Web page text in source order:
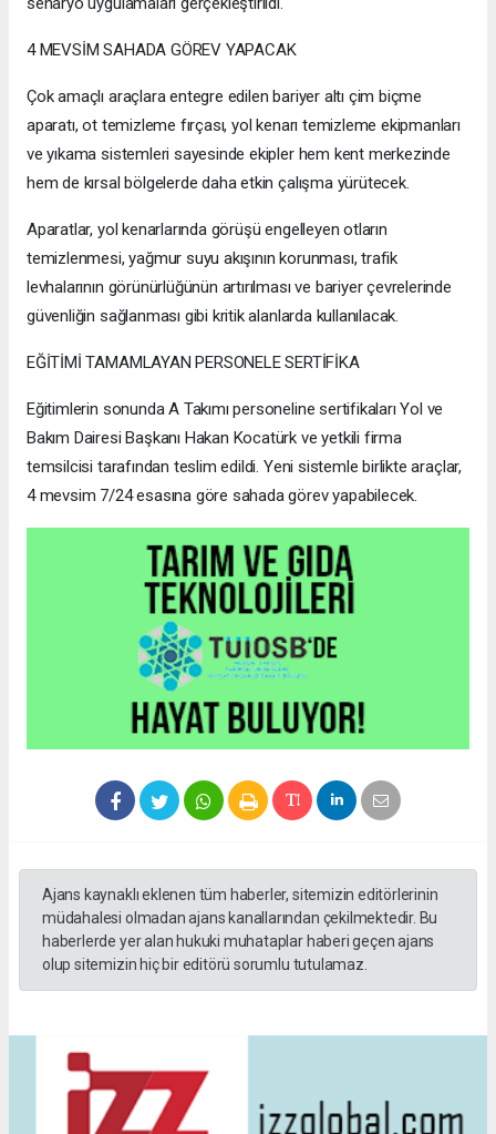
4 MEVSİM SAHADA GÖREV YAPACAK
Çok amaçlı araçlara entegre edilen bariyer altı çim biçme
aparatı, ot temizleme fırçası, yol kenarı temizleme ekipmanları
ve yıkama sistemleri sayesinde ekipler hem kent merkezinde
hem de kırsal bölgelerde daha etkin çalışma yürütecek.
Aparatlar, yol kenarlarında görüşü engelleyen otların
temizlenmesi, yağmur suyu akışının korunması, trafik
levhalarının görünürlüğünün artırılması ve bariyer çevrelerinde
güvenliğin sağlanması gibi kritik alanlarda kullanılacak.
EĞİTİMİ TAMAMLAYAN PERSONELE SERTİFİKA
Eğitimlerin sonunda A Takımı personeline sertifikaları Yol ve
Bakım Dairesi Başkanı Hakan Kocatürk ve yetkili firma
temsilcisi tarafından teslim edildi. Yeni sistemle birlikte araçlar,
4 mevsim 7/24 esasına göre sahada görev yapabilecek.
Ajans kaynaklı eklenen tüm haberler, sitemizin editörlerinin
müdahalesi olmadan ajans kanallarından çekilmektedir. Bu
haberlerde yer alan hukuki muhataplar haberi geçen ajans
olup sitemizin hiç bir editörü sorumlu tutulamaz.